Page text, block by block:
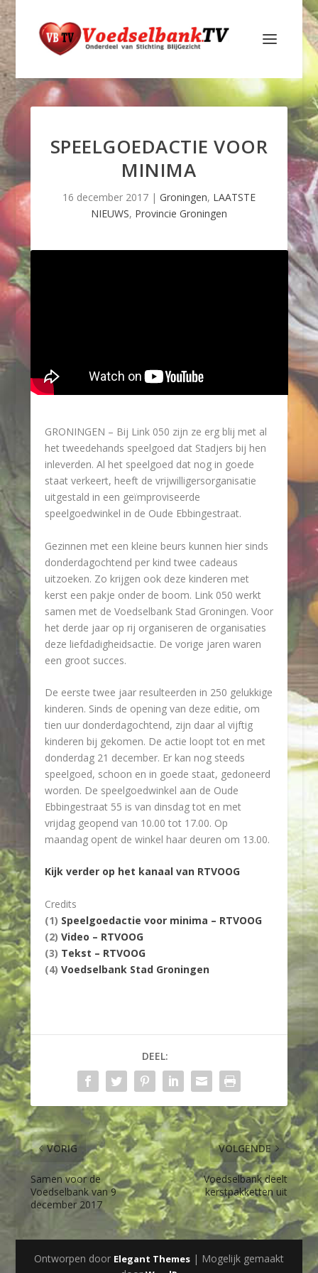
SPEELGOEDACTIE VOOR
MINIMA
16 december 2017| Groningen, LAATSTE
NIEUWS, Provincie Groningen
GRONINGEN – Bij Link 050 zijn ze erg blij met al
het tweedehands speelgoed dat Stadjers bij hen
inleverden. Al het speelgoed dat nog in goede
staat verkeert, heeft de vrijwilligersorganisatie
uitgestald in een geïmproviseerde
speelgoedwinkel in de Oude Ebbingestraat.
Gezinnen met een kleine beurs kunnen hier sinds
donderdagochtend per kind twee cadeaus
uitzoeken. Zo krijgen ook deze kinderen met
kerst een pakje onder de boom. Link 050 werkt
samen met de Voedselbank Stad Groningen. Voor
het derde jaar op rij organiseren de organisaties
deze liefdadigheidsactie. De vorige jaren waren
een groot succes.
De eerste twee jaar resulteerden in 250 gelukkige
kinderen. Sinds de opening van deze editie, om
tien uur donderdagochtend, zijn daar al vijftig
kinderen bij gekomen. De actie loopt tot en met
donderdag 21 december. Er kan nog steeds
speelgoed, schoon en in goede staat, gedoneerd
worden. De speelgoedwinkel aan de Oude
Ebbingestraat 55 is van dinsdag tot en met
vrijdag geopend van 10.00 tot 17.00. Op
maandag opent de winkel haar deuren om 13.00.
Kijk verder op het kanaal van RTVOOG
Credits
(1) Speelgoedactie voor minima – RTVOOG
(2) Video – RTVOOG
(3) Tekst – RTVOOG
(4) Voedselbank Stad Groningen
DEEL:
VORIG
Samen voor de
Voedselbank van 9
december 2017
VOLGENDE
Voedselbank deelt
kerstpakketten uit
Ontworpen door Elegant Themes| Mogelijk gemaakt